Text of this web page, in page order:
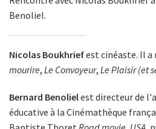
Benoliel.
Nicolas Boukhriefest cinéaste. Il
mourire, Le Convoyeur, Le Plaisir (et
Bernard Benolielest directeur de
éducative à la Cinémathèque